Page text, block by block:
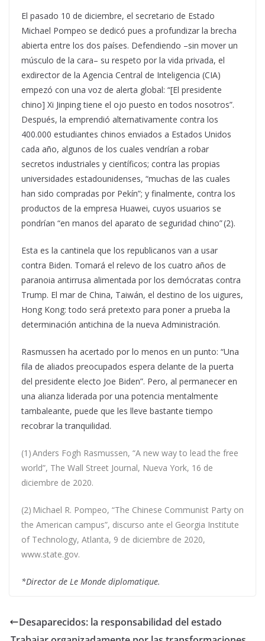
El pasado 10 de diciembre, el secretario de Estado
Michael Pompeo se dedicó pues a profundizar la brecha
abierta entre los dos países. Defendiendo –sin mover un
músculo de la cara– su respeto por la vida privada, el
exdirector de la Agencia Central de Inteligencia (CIA)
empezó con una voz de alerta global: “[El presidente
chino] Xi Jinping tiene el ojo puesto en todos nosotros”.
Después, la emprendió alternativamente contra los
400.000 estudiantes chinos enviados a Estados Unidos
cada año, algunos de los cuales vendrían a robar
secretos industriales y científicos; contra las propias
universidades estadounidenses, “muchas de las cuales
han sido compradas por Pekín”; y finalmente, contra los
productos de la empresa Huawei, cuyos usuarios se
pondrían “en manos del aparato de seguridad chino” (2).
Esta es la cantinela que los republicanos van a usar
contra Biden. Tomará el relevo de los cuatro años de
paranoia antirrusa alimentada por los demócratas contra
Trump. El mar de China, Taiwán, el destino de los uigures,
Hong Kong: todo será pretexto para poner a prueba la
determinación antichina de la nueva Administración.
Rasmussen ha acertado por lo menos en un punto: “Una
fila de aliados preocupados espera delante de la puerta
del presidente electo Joe Biden”. Pero, al permanecer en
una alianza liderada por una potencia mentalmente
tambaleante, puede que les lleve bastante tiempo
recobrar la tranquilidad.
(1) Anders Fogh Rasmussen, “A new way to lead the free
world”, The Wall Street Journal, Nueva York, 16 de
diciembre de 2020.
(2) Michael R. Pompeo, “The Chinese Communist Party on
the American campus”, discurso ante el Georgia Institute
of Technology, Atlanta, 9 de diciembre de 2020,
www.state.gov.
*Director de Le Monde diplomatique.
Desaparecidos: la responsabilidad del estado